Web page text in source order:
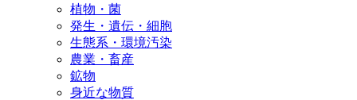
植物・菌
発生・遺伝・細胞
生態系・環境汚染
農業・畜産
鉱物
身近な物質